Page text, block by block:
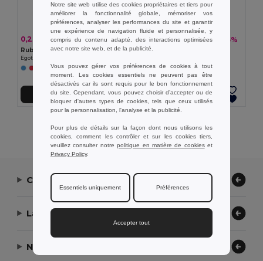
0,23 € 0,26 € -11%
Ruban 100% polyester
Egotier 99428
+2 Couleurs
Ajouter au Panier
14,26 €22,01 € -35%
Ruban sublimé
Ajouter au Panier
Affichage De Tous Les Produits.
Contactez-nous
Laissez-nous vous aider
Notre entreprise
Notre site web utilise des cookies propriétaires et tiers pour
améliorer la fonctionnalité globale, mémoriser vos
préférences, analyser les performances du site et garantir
une expérience de navigation fluide et personnalisée, y
compris du contenu adapté, des interactions optimisées
avec notre site web, et de la publicité.
Vous pouvez gérer vos préférences de cookies à tout
moment. Les cookies essentiels ne peuvent pas être
désactivés car ils sont requis pour le bon fonctionnement
du site. Cependant, vous pouvez choisir d’accepter ou de
bloquer d'autres types de cookies, tels que ceux utilisés
pour la personnalisation, l'analyse et la publicité.
Pour plus de détails sur la façon dont nous utilisons les
cookies, comment les contrôler et sur les cookies tiers,
veuillez consulter notrepolitique en matière de cookieset
Privacy Policy.
Essentiels uniquement Préférences
Accepter tout